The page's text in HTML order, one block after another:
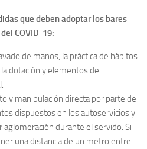
que deben adoptar los bares
COVID-19:
de manos, la práctica de hábitos
dotación y elementos de
y manipulación directa por parte de
dispuestos en los autoservicios y
aglomeración durante el servido. Si
una distancia de un metro entre